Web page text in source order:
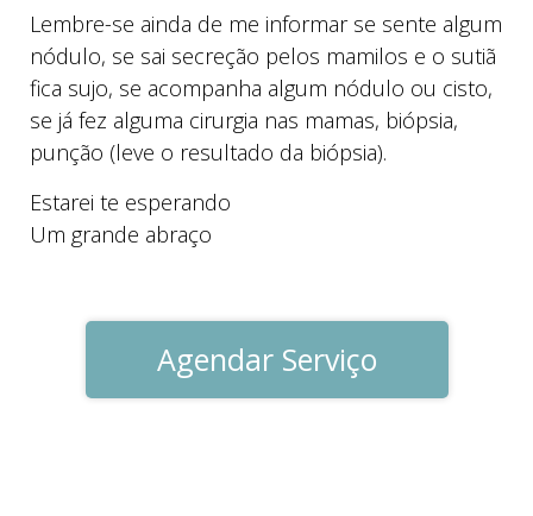
Lembre-se ainda de me informar se sente algum
nódulo, se sai secreção pelos mamilos e o sutiã
fica sujo, se acompanha algum nódulo ou cisto,
se já fez alguma cirurgia nas mamas, biópsia,
punção (leve o resultado da biópsia).
Estarei te esperando
Um grande abraço
Agendar Serviço